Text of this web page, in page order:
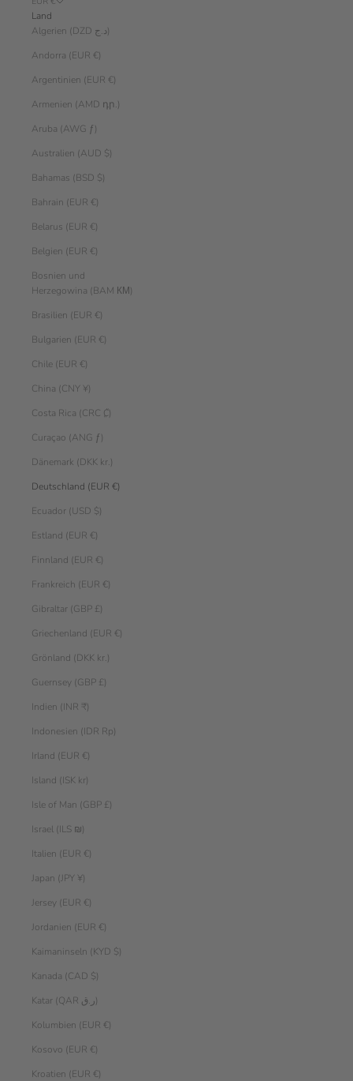
Land
Algerien (DZD د.ج)
Andorra (EUR €)
Argentinien (EUR €)
Armenien (AMD դր.)
Aruba (AWG ƒ)
Australien (AUD $)
Bahamas (BSD $)
Bahrain (EUR €)
Belarus (EUR €)
Belgien (EUR €)
Bosnien und
Herzegowina (BAM КМ)
Brasilien (EUR €)
Bulgarien (EUR €)
Chile (EUR €)
China (CNY ¥)
Costa Rica (CRC ₡)
Curaçao (ANG ƒ)
Dänemark (DKK kr.)
Deutschland (EUR €)
Ecuador (USD $)
Estland (EUR €)
Finnland (EUR €)
Frankreich (EUR €)
Gibraltar (GBP £)
Griechenland (EUR €)
Grönland (DKK kr.)
Guernsey (GBP £)
Indien (INR ₹)
Indonesien (IDR Rp)
Irland (EUR €)
Island (ISK kr)
Isle of Man (GBP £)
Israel (ILS ₪)
Italien (EUR €)
Japan (JPY ¥)
Jersey (EUR €)
Jordanien (EUR €)
Kaimaninseln (KYD $)
Kanada (CAD $)
Katar (QAR ر.ق)
Kolumbien (EUR €)
Kosovo (EUR €)
Kroatien (EUR €)